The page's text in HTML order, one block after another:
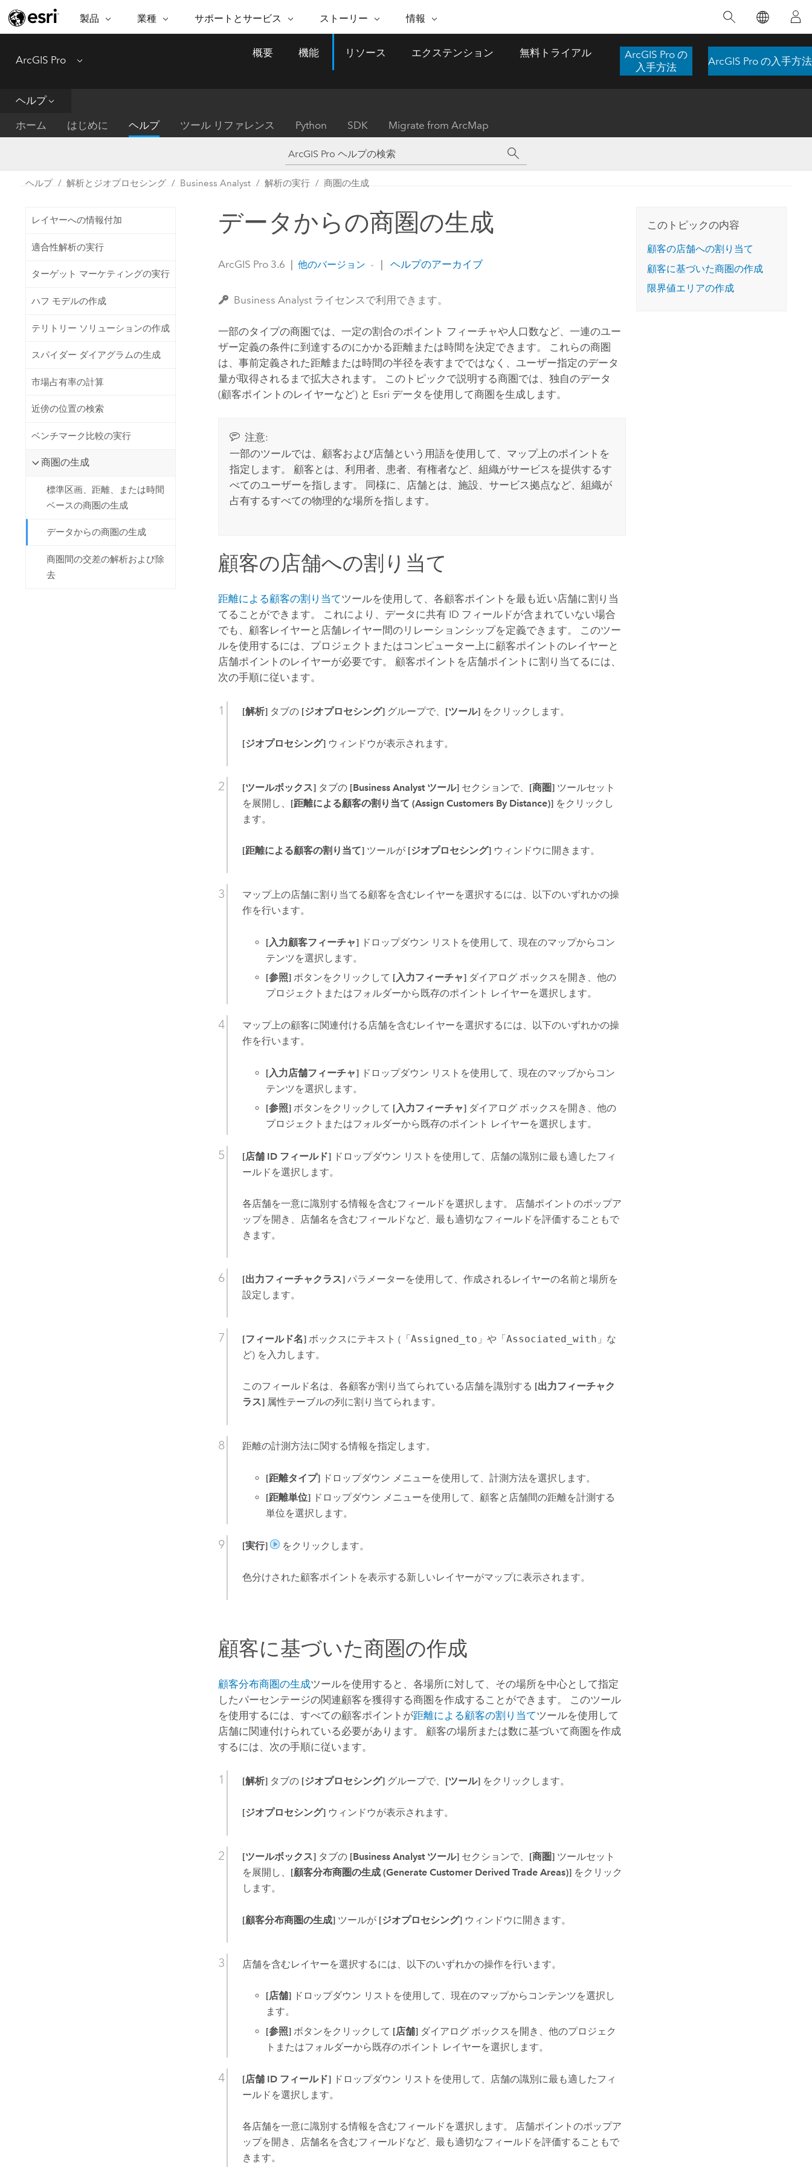
製品
ARCGIS
ArcGIS Online
完全な SaaS マッピング プラット
ArcGIS Pro
ArcGIS Enterprise
テム
開発者向けテクノロジー
ケーションの構築
すべてのプロダクト
機能
位置情報を分析に活用
空間データの統合、編集、共有
Esri ストア
Esri の ArcGIS 製品
られています。 技術がどのようなものかを
ブ マップを試したり、製品の機能を調べた
ArcGIS Pro の詳細
業種
業種
自然保護
公共エネルギー
自然資源
地方自治体
持続可能な開発
電気通信
交通機関
すべての業種
注目のイニシアティブ
インフラストラクチャ管理
GIS を活用して、最新の強靱で持続可能な未
的アプローチは、インフラストラクチャ プ
ロジェクトが周囲の環境とどのように関連
しているかをリーダーが理解するのに役立
インフラストラクチャ管理の探索
サポートとサービス
サポートとサービス セルフサービス
ArcGIS ブログ
ドキュメント
My Esri
するために使用される空間統計技術を探索
コースを探索
ストーリー
ESRI ストーリー
Esri ブログ
実世界のグローバルな GIS
技術革新
Esri と The Science of Where
ビジネスおよびテクノロジ
ー リーダーの声
ArcNews
業界ニュースと ArcGIS 更
すべてのストーリー
リケーションを構築し、重要な救助活動を
ストーリーを読む
情報
ESRI について
パートナー
採用情報
イノベーションへの取り
組み
ーメーション
注目
ArcGIS Pro Menu
概要 機能 リソース エクステンション 無料トライアル
ArcGIS Pro の
入手方法
ArcGIS Pro の入手方法
ヘルプ
ホーム はじめに ヘルプ ツール リファレンス Python SDK Migrate from ArcMap
ヘルプ 解析とジオプロセシング Business Analyst 解析の実行 商圏の生成
レイヤーへの情報付加
適合性解析の実行
ターゲット マーケティングの実行
ハフ モデルの作成
テリトリー ソリューションの作成
スパイダー ダイアグラムの生成
市場占有率の計算
近傍の位置の検索
ベンチマーク比較の実行
商圏の生成
標準区画、距離、または時間
ベースの商圏の生成
データからの商圏の生成
商圏間の交差の解析および除
去
データからの商圏の生成
ArcGIS Pro 3.6 他のバージョン ヘルプのアーカイブ
Business Analyst ライセンスで利用できます。
一部のタイプの商圏では、一定の割合のポイント フィーチャや人口数など、一連のユー
ザー定義の条件に到達するのにかかる距離または時間を決定できます。 これらの商圏
は、事前定義された距離または時間の半径を表すまでではなく、ユーザー指定のデータ
量が取得されるまで拡大されます。 このトピックで説明する商圏では、独自のデータ
(顧客ポイントのレイヤーなど) と Esri データを使用して商圏を生成します。
注意:
一部のツールでは、顧客および店舗という用語を使用して、マップ上のポイントを
指定します。 顧客とは、利用者、患者、有権者など、組織がサービスを提供するす
べてのユーザーを指します。 同様に、店舗とは、施設、サービス拠点など、組織が
占有するすべての物理的な場所を指します。
顧客の店舗への割り当て
距離による顧客の割り当てツールを使用して、各顧客ポイントを最も近い店舗に割り当
てることができます。 これにより、データに共有 ID フィールドが含まれていない場合
でも、顧客レイヤーと店舗レイヤー間のリレーションシップを定義できます。 このツー
ルを使用するには、プロジェクトまたはコンピューター上に顧客ポイントのレイヤーと
店舗ポイントのレイヤーが必要です。 顧客ポイントを店舗ポイントに割り当てるには、
次の手順に従います。
[解析] タブの [ジオプロセシング] グループで、 [ツール] をクリックします。
[ジオプロセシング] ウィンドウが表示されます。
[ツールボックス] タブの [Business Analyst ツール] セクションで、 [商圏] ツールセット
を展開し、 [距離による顧客の割り当て (Assign Customers By Distance)] をクリックし
ます。
[距離による顧客の割り当て] ツールが [ジオプロセシング] ウィンドウに開きます。
マップ上の店舗に割り当てる顧客を含むレイヤーを選択するには、以下のいずれかの操
作を行います。
[入力顧客フィーチャ]ドロップダウン リストを使用して、現在のマップからコン
テンツを選択します。
[参照]ボタンをクリックして [入力フィーチャ]ダイアログ ボックスを開き、他の
プロジェクトまたはフォルダーから既存のポイント レイヤーを選択します。
マップ上の顧客に関連付ける店舗を含むレイヤーを選択するには、以下のいずれかの操
作を行います。
[入力店舗フィーチャ]ドロップダウン リストを使用して、現在のマップからコン
テンツを選択します。
[参照]ボタンをクリックして [入力フィーチャ]ダイアログ ボックスを開き、他の
プロジェクトまたはフォルダーから既存のポイント レイヤーを選択します。
[店舗 ID フィールド] ドロップダウン リストを使用して、店舗の識別に最も適したフィ
ールドを選択します。
各店舗を一意に識別する情報を含むフィールドを選択します。 店舗ポイントのポップア
ップを開き、店舗名を含むフィールドなど、最も適切なフィールドを評価することもで
きます。
[出力フィーチャクラス] パラメーターを使用して、作成されるレイヤーの名前と場所を
設定します。
[フィールド名] ボックスにテキスト (「Assigned_to 」や「Associated_with 」な
ど) を入力します。
このフィールド名は、各顧客が割り当てられている店舗を識別する [出力フィーチャク
ラス] 属性テーブルの列に割り当てられます。
距離の計測方法に関する情報を指定します。
[距離タイプ]ドロップダウン メニューを使用して、計測方法を選択します。
[距離単位]ドロップダウン メニューを使用して、顧客と店舗間の距離を計測する
単位を選択します。
[実行] をクリックします。
色分けされた顧客ポイントを表示する新しいレイヤーがマップに表示されます。
顧客に基づいた商圏の作成
顧客分布商圏の生成ツールを使用すると、各場所に対して、その場所を中心として指定
したパーセンテージの関連顧客を獲得する商圏を作成することができます。 このツール
を使用するには、すべての顧客ポイントが距離による顧客の割り当てツールを使用して
店舗に関連付けられている必要があります。 顧客の場所または数に基づいて商圏を作成
するには、次の手順に従います。
[解析] タブの [ジオプロセシング] グループで、 [ツール] をクリックします。
[ジオプロセシング] ウィンドウが表示されます。
[ツールボックス] タブの [Business Analyst ツール] セクションで、 [商圏] ツールセット
を展開し、 [顧客分布商圏の生成 (Generate Customer Derived Trade Areas)] をクリック
します。
[顧客分布商圏の生成] ツールが [ジオプロセシング] ウィンドウに開きます。
店舗を含むレイヤーを選択するには、以下のいずれかの操作を行います。
[店舗]ドロップダウン リストを使用して、現在のマップからコンテンツを選択し
ます。
[参照]ボタンをクリックして [店舗]ダイアログ ボックスを開き、他のプロジェク
トまたはフォルダーから既存のポイント レイヤーを選択します。
[店舗 ID フィールド] ドロップダウン リストを使用して、店舗の識別に最も適したフィ
ールドを選択します。
各店舗を一意に識別する情報を含むフィールドを選択します。 店舗ポイントのポップア
ップを開き、店舗名を含むフィールドなど、最も適切なフィールドを評価することもで
きます。
このトピックの内容
顧客の店舗への割り当て
顧客に基づいた商圏の作成
限界値エリアの作成